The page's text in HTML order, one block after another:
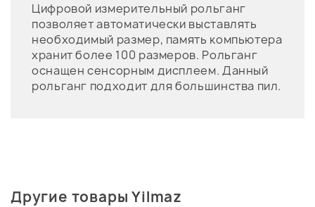
Цифровой измерительный рольганг
позволяет автоматически выставлять
необходимый размер, память компьютера
хранит более 100 размеров. Рольганг
оснащен сенсорным дисплеем. Данный
рольганг подходит для большинства пил.
Другие товары Yilmaz